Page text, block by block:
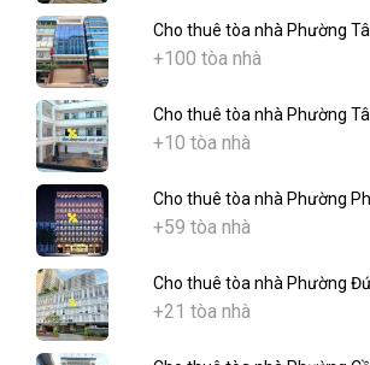
Cho thuê tòa nhà Phường
+100 tòa nhà
Cho thuê tòa nhà Phường
+10 tòa nhà
Cho thuê tòa nhà Phường
+59 tòa nhà
Cho thuê tòa nhà Phường
+21 tòa nhà